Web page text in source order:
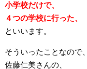
小学校だけで、
４つの学校に行った、
といいます。
そういったことなので、
佐藤仁美さんの、